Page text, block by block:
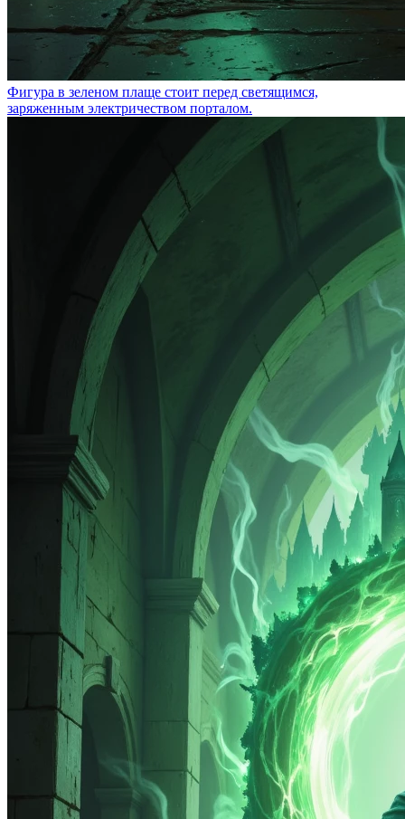
Фигура в зеленом плаще стоит перед светящимся,
заряженным электричеством порталом.